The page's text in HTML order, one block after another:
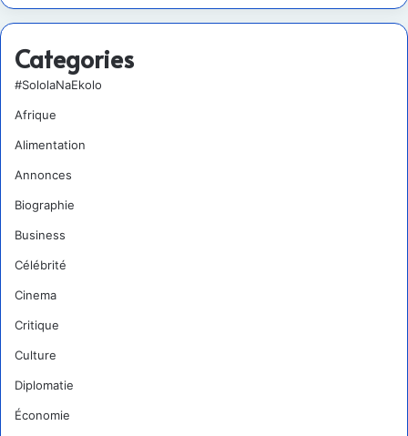
Categories
#SololaNaEkolo
Afrique
Alimentation
Annonces
Biographie
Business
Célébrité
Cinema
Critique
Culture
Diplomatie
Économie